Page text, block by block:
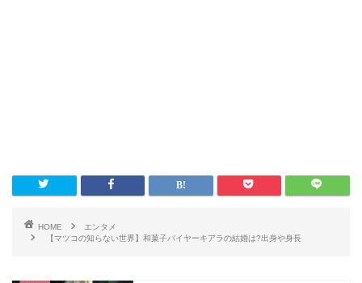
HOME
エンタメ
【マツコの知らない世界】和菓子バイヤーキアラの結婚は?出身や身長